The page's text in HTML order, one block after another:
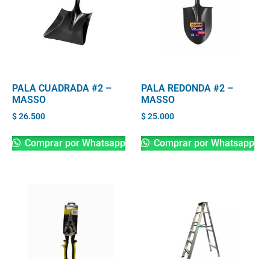
PALA CUADRADA #2 –
MASSO
$26.500
Comprar por Whatsapp
PALA REDONDA #2 –
MASSO
$25.000
Comprar por Whatsapp